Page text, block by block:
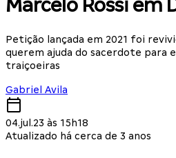
Marcelo Rossi em
Petição lançada em 2021 foi
querem ajuda do sacerdote para
traiçoeiras
Gabriel Avila
04.jul.23 às 15h18
Atualizado há cerca de 3 anos